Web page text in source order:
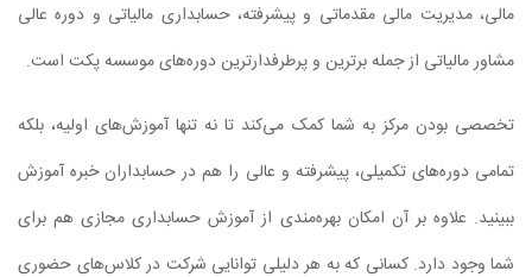
مالی، مدیریت مالی مقدماتی و پیشرفته، حسابداری مالیاتی و دوره عالی
مشاور مالیاتی از جمله برترین و پرطرفدارترین دوره‌های موسسه پکت است.
تخصصی بودن مرکز به شما کمک می‌کند تا نه تنها آموزش‌های اولیه، بلکه
تمامی دوره‌های تکمیلی، پیشرفته و عالی را هم در حسابداران خبره آموزش
ببینید. علاوه بر آن امکان بهره‌مندی از آموزش حسابداری مجازی هم برای
شما وجود دارد. کسانی که به هر دلیلی توانایی شرکت در کلاس‌های حضوری